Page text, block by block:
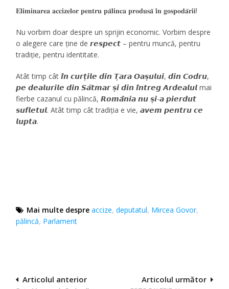
𝐄𝐥𝐢𝐦𝐢𝐧𝐚𝐫𝐞𝐚 𝐚𝐜𝐜𝐢𝐳𝐞𝐥𝐨𝐫 𝐩𝐞𝐧𝐭𝐫𝐮 𝐩𝐚̆𝐥𝐢𝐧𝐜𝐚 𝐩𝐫𝐨𝐝𝐮𝐬𝐚̆ 𝐢̂𝐧 𝐠𝐨𝐬𝐩𝐨𝐝𝐚̆𝐫𝐢𝐢!
Nu vorbim doar despre un sprijin economic. Vorbim despre
o alegere care ține de 𝙧𝙚𝙨𝙥𝙚𝙘𝙩 – pentru muncă, pentru
tradiție, pentru identitate.
Atât timp cât 𝙞̂𝙣 𝙘𝙪𝙧𝙩̦𝙞𝙡𝙚 𝙙𝙞𝙣 𝙏̦𝙖𝙧𝙖 𝙊𝙖𝙨̦𝙪𝙡𝙪𝙞, 𝙙𝙞𝙣 𝘾𝙤𝙙𝙧𝙪,
𝙥𝙚 𝙙𝙚𝙖𝙡𝙪𝙧𝙞𝙡𝙚 𝙙𝙞𝙣 𝙎𝙖̆𝙩𝙢𝙖𝙧 𝙨̦𝙞 𝙙𝙞𝙣 𝙞̂𝙣𝙩𝙧𝙚𝙜 𝘼𝙧𝙙𝙚𝙖𝙡𝙪𝙡 mai
fierbe cazanul cu pălincă, 𝙍𝙤𝙢𝙖̂𝙣𝙞𝙖 𝙣𝙪 𝙨̦𝙞-𝙖 𝙥𝙞𝙚𝙧𝙙𝙪𝙩
𝙨𝙪𝙛𝙡𝙚𝙩𝙪𝙡. Atât timp cât tradiția e vie, 𝙖𝙫𝙚𝙢 𝙥𝙚𝙣𝙩𝙧𝙪 𝙘𝙚
𝙡𝙪𝙥𝙩𝙖.
Mai multe despre accize,deputatul, Mircea Govor,
pălincă, Parlament
Navigare
Articolul următor
Articolul anterior